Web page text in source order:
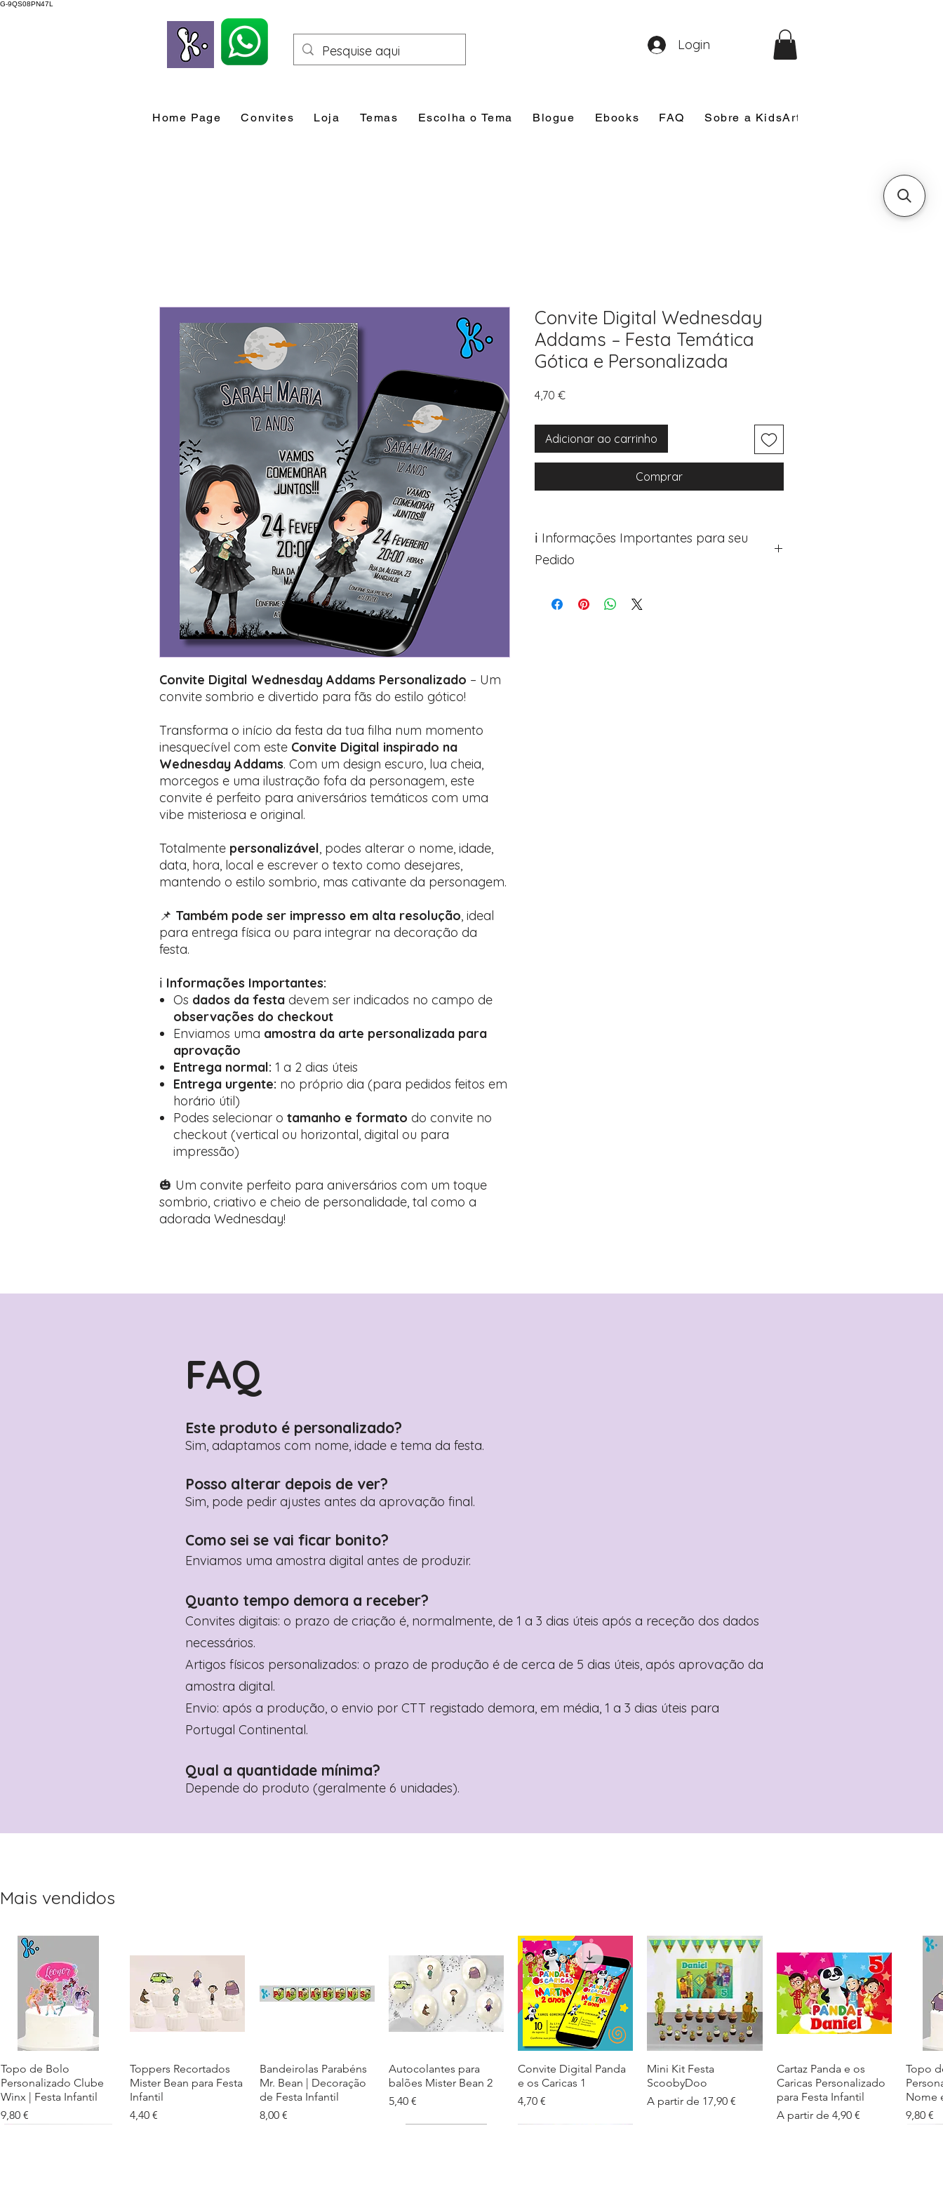
G-9QS08PN47L
Home Page Convites Loja Temas Escolha o Tema Blogue Ebooks FAQ Sobre a KidsArt
Login
Convite Digital Wednesday Addams Personalizado – Um
convite sombrio e divertido para fãs do estilo gótico!
Transforma o início da festa da tua filha num momento
inesquecível com este Convite Digital inspirado na
Wednesday Addams. Com um design escuro, lua cheia,
morcegos e uma ilustração fofa da personagem, este
convite é perfeito para aniversários temáticos com uma
vibe misteriosa e original.
Totalmente personalizável, podes alterar o nome, idade,
data, hora, local e escrever o texto como desejares,
mantendo o estilo sombrio, mas cativante da personagem.
📌 Também pode ser impresso em alta resolução, ideal
para entrega física ou para integrar na decoração da
festa.
ℹ️ Informações Importantes:
Os dados da festa devem ser indicados no campo de
observações do checkout
Enviamos uma amostra da arte personalizada para
aprovação
Entrega normal: 1 a 2 dias úteis
Entrega urgente: no próprio dia (para pedidos feitos em
horário útil)
Podes selecionar o tamanho e formato do convite no
checkout (vertical ou horizontal, digital ou para
impressão)
🎃 Um convite perfeito para aniversários com um toque
sombrio, criativo e cheio de personalidade, tal como a
adorada Wednesday!
Convite Digital Wednesday
Addams – Festa Temática
Gótica e Personalizada
4,70 €Preço
Adicionar ao carrinho
Comprar
ℹ️ Informações Importantes para seu
Pedido
Avance para a página de checkout (próximo passo
FAQ
Este produto é personalizado?
Sim, adaptamos com nome, idade e tema da festa.
Posso alterar depois de ver?
Sim, pode pedir ajustes antes da aprovação final.
Como sei se vai ficar bonito?
Enviamos uma amostra digital antes de produzir.
Quanto tempo demora a receber?
Convites digitais: o prazo de criação é, normalmente, de 1 a 3 dias úteis após a receção dos dados
necessários.
Artigos físicos personalizados: o prazo de produção é de cerca de 5 dias úteis, após aprovação da
amostra digital.
Envio: após a produção, o envio por CTT registado demora, em média, 1 a 3 dias úteis para
Portugal Continental.
Qual a quantidade mínima?
Depende do produto (geralmente 6 unidades).
Mais vendidos
Visualização rápida
Topo de Bolo
Personalizado Clube
Winx | Festa Infantil
Preço
9,80 €
Visualização rápida
Toppers Recortados
Mister Bean para Festa
Infantil
Preço
4,40 €
Visualização rápida
Bandeirolas Parabéns
Mr. Bean | Decoração
de Festa Infantil
Preço
8,00 €
Visualização rápida
Autocolantes para
balões Mister Bean 2
Preço
5,40 €
Visualização rápida
Convite Digital Panda
e os Caricas 1
Preço
4,70 €
Visualização rápida
Mini Kit Festa
ScoobyDoo
A partir de 17,90 €
Preço promocional
Visualização rápida
Cartaz Panda e os
Caricas Personalizado
para Festa Infantil
A partir de 4,90 €
Preço promocional
Topo
Nome
Preço
9,80 €